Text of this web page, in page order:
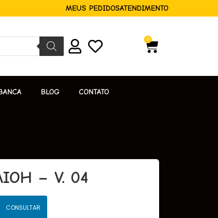
MEUS PEDIDOSATENDIMENTO
0
BLOG CONTATO
– V. 04
CONSULTAR